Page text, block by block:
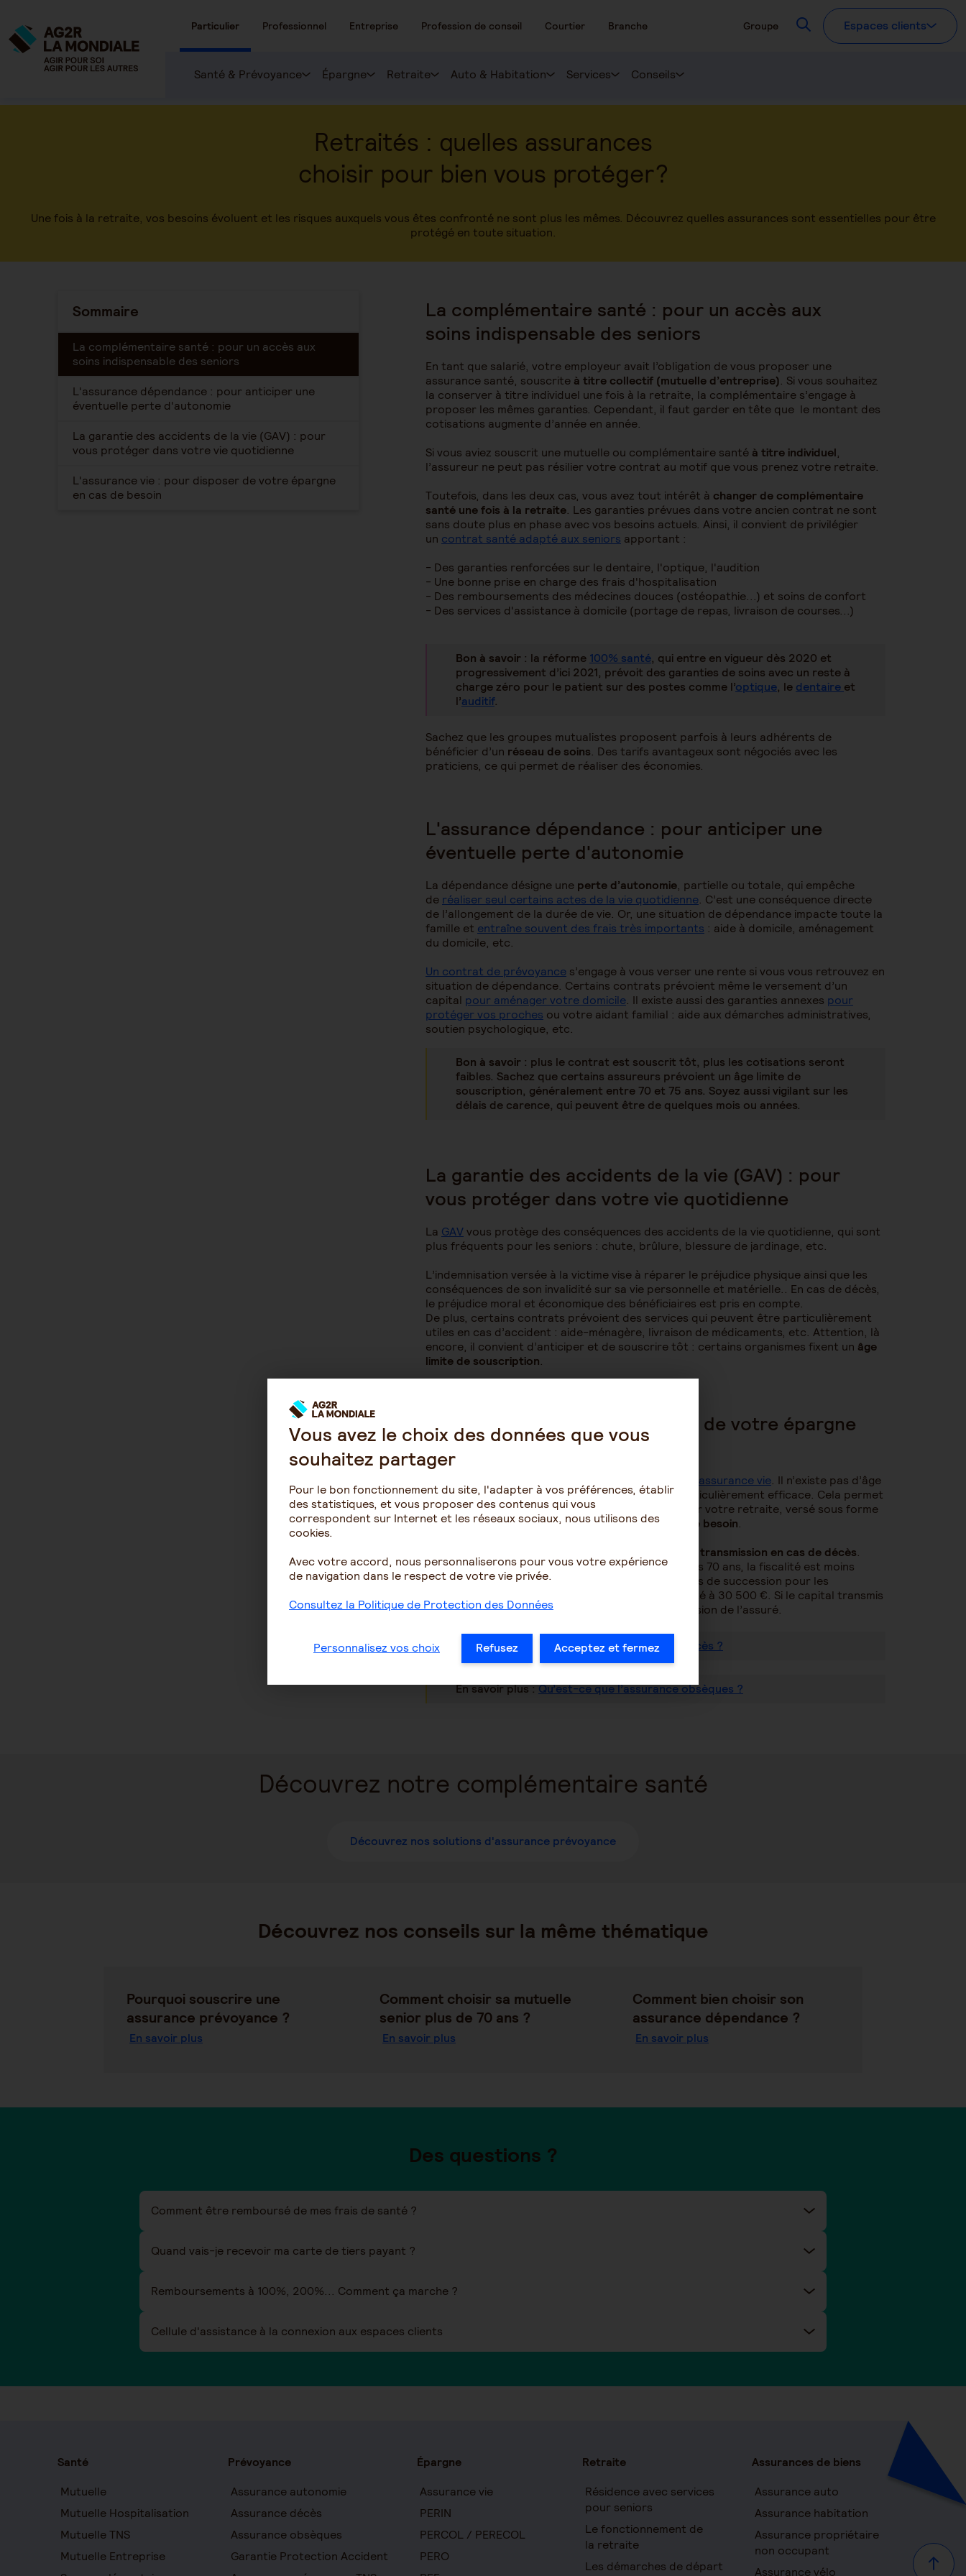
Particulier Professionnel Entreprise Profession de conseil Courtier Branche Groupe RecherchezEspaces clients
Santé & Prévoyance Épargne Retraite Auto & Habitation Services Conseils
Retraités : quelles assurances
choisir pour bien vous protéger?
Une fois à la retraite, vos besoins évoluent et les risques auxquels vous êtes confronté ne sont plus les mêmes. Découvrez quelles assurances sont essentielles pour être
protégé en toute situation.
Sommaire
La complémentaire santé : pour un accès aux
soins indispensable des seniors
L'assurance dépendance : pour anticiper une
éventuelle perte d'autonomie
La garantie des accidents de la vie (GAV) : pour
vous protéger dans votre vie quotidienne
L'assurance vie : pour disposer de votre épargne
en cas de besoin
La complémentaire santé : pour un accès aux
soins indispensable des seniors
En tant que salarié, votre employeur avait l’obligation de vous proposer une
assurance santé, souscrite à titre collectif (mutuelle d’entreprise). Si vous souhaitez
la conserver à titre individuel une fois à la retraite, la complémentaire s’engage à
proposer les mêmes garanties. Cependant, il faut garder en tête que le montant des
cotisations augmente d’année en année.
Si vous aviez souscrit une mutuelle ou complémentaire santé à titre individuel,
l’assureur ne peut pas résilier votre contrat au motif que vous prenez votre retraite.
Toutefois, dans les deux cas, vous avez tout intérêt à changer de complémentaire
santé une fois à la retraite. Les garanties prévues dans votre ancien contrat ne sont
sans doute plus en phase avec vos besoins actuels. Ainsi, il convient de privilégier
un contrat santé adapté aux seniors apportant :
- Des garanties renforcées sur le dentaire, l'optique, l'audition
- Une bonne prise en charge des frais d'hospitalisation
- Des remboursements des médecines douces (ostéopathie...) et soins de confort
- Des services d'assistance à domicile (portage de repas, livraison de courses...)​
Bon à savoir : la réforme 100% santé, qui entre en vigueur dès 2020 et
progressivement d’ici 2021, prévoit des garanties de soins avec un reste à
charge zéro pour le patient sur des postes comme l’optique, le dentaire et
l’auditif.
Sachez que les groupes mutualistes proposent parfois à leurs adhérents de
bénéficier d’un réseau de soins. Des tarifs avantageux sont négociés avec les
praticiens, ce qui permet de réaliser des économies.
L'assurance dépendance : pour anticiper une
éventuelle perte d'autonomie
La dépendance désigne une perte d’autonomie, partielle ou totale, qui empêche
de réaliser seul certains actes de la vie quotidienne. C’est une conséquence directe
de l’allongement de la durée de vie. Or, une situation de dépendance impacte toute la
famille et entraîne souvent des frais très importants : aide à domicile, aménagement
du domicile, etc.
Un contrat de prévoyance s’engage à vous verser une rente si vous vous retrouvez en
situation de dépendance. Certains contrats prévoient même le versement d’un
capital pour aménager votre domicile. Il existe aussi des garanties annexes pour
protéger vos proches ou votre aidant familial : aide aux démarches administratives,
soutien psychologique, etc.
Bon à savoir : plus le contrat est souscrit tôt, plus les cotisations seront
faibles. Sachez que certains assureurs prévoient un âge limite de
souscription, généralement entre 70 et 75 ans. Soyez aussi vigilant sur les
délais de carence, qui peuvent être de quelques mois ou années.
La garantie des accidents de la vie (GAV) : pour
vous protéger dans votre vie quotidienne
La GAVvous protège des conséquences des accidents de la vie quotidienne, qui sont
plus fréquents pour les seniors : chute, brûlure, blessure de jardinage, etc.
L’indemnisation versée à la victime vise à réparer le préjudice physique ainsi que les
conséquences de son invalidité sur sa vie personnelle et matérielle.. En cas de décès,
le préjudice moral et économique des bénéficiaires est pris en compte.
De plus, certains contrats prévoient des services qui peuvent être particulièrement
utiles en cas d’accident : aide-ménagère, livraison de médicaments, etc. Attention, là
encore, il convient d’anticiper et de souscrire tôt : certains organismes fixent un âge
limite de souscription.
L'assurance vie : pour disposer de votre épargne
en cas de besoin
assurance vie. Il n’existe pas d’âge
maximum pour souscrire ce produit d’épargne particulièrement efficace. Cela permet
de vous constituer un complément de revenus pour votre retraite, versé sous forme
de rente, ou dedisposer de votre capital en cas de besoin.
outil de transmission en cas de décès.
Attention toutefois, pour les sommes versées après 70 ans, la fiscalité est moins
avantageuse. Le principe d’un abattement de droits de succession pour les
bénéficiaires du contrat est maintenu, mais il est fixé à 30 500 €. Si le capital transmis
est supérieur à cette somme, il intégrera la succession de l’assuré.
En savoir plus Qu’est-ce que l’assurance décès ?
En savoir plus :Qu’est-ce que l’assurance obsèques ?
Découvrez notre complémentaire santé
Découvrez nos solutions d'assurance prévoyance
Découvrez nos conseils sur la même thématique
Pourquoi souscrire une
assurance prévoyance ?
En savoir plus
Comment choisir sa mutuelle
senior plus de 70 ans ?
En savoir plus
Comment bien choisir son
assurance dépendance ?
En savoir plus
Des questions ?
Comment être remboursé de mes frais de santé ?
Quand vais-je recevoir ma carte de tiers payant ?
Remboursements à 100%, 200%... Comment ça marche ?
Cellule d'assistance à la connexion aux espaces clients
Haut
Santé
Mutuelle
Mutuelle Hospitalisation
Mutuelle TNS
Mutuelle Entreprise
Prévoyance
Assurance autonomie
Assurance décès
Assurance obsèques
Garantie Protection Accident
Épargne
Assurance vie
PERIN
PERCOL / PERECOL
PERO
Retraite
Résidence avec services
pour seniors
Le fonctionnement de
la retraite
Les démarches de départ
Assurances de biens
Assurance auto
Assurance habitation
Assurance propriétaire
non occupant
Assurance vélo
Vous avez le choix des données que vous
souhaitez partager
Pour le bon fonctionnement du site, l'adapter à vos préférences, établir
des statistiques, et vous proposer des contenus qui vous
correspondent sur Internet et les réseaux sociaux, nous utilisons des
cookies.
Avec votre accord, nous personnaliserons pour vous votre expérience
de navigation dans le respect de votre vie privée.
Consultez la Politique de Protection des Données
Personnalisez vos choix Refusez Acceptez et fermez